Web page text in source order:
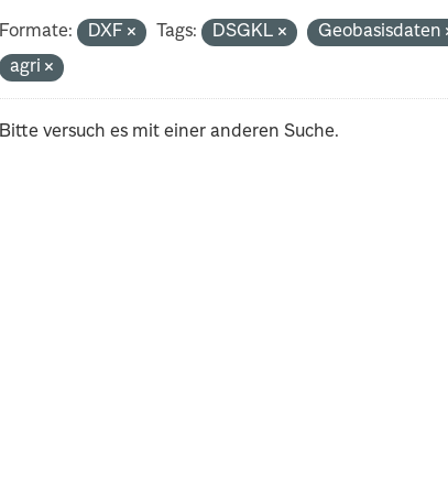
Formate: DXF Tags: DSGKL Geobasisdaten
agri
Bitte versuch es mit einer anderen Suche.